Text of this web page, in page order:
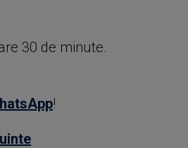
30 de minute.
!